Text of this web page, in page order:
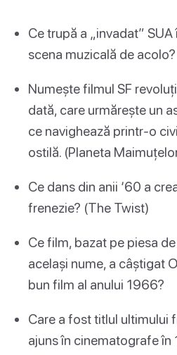
Ce trupă a „invadat”
scena muzicală de
Numește filmul SF
dată, care urmărește un
ce navighează printr-o
ostilă. (Planeta
Ce dans din anii ‘60 a
frenezie? (The Twist)
Ce film, bazat pe piesa
același nume, a câștigat
bun film al anului 1966?
Care a fost titlul ultimului
ajuns în cinematografe în